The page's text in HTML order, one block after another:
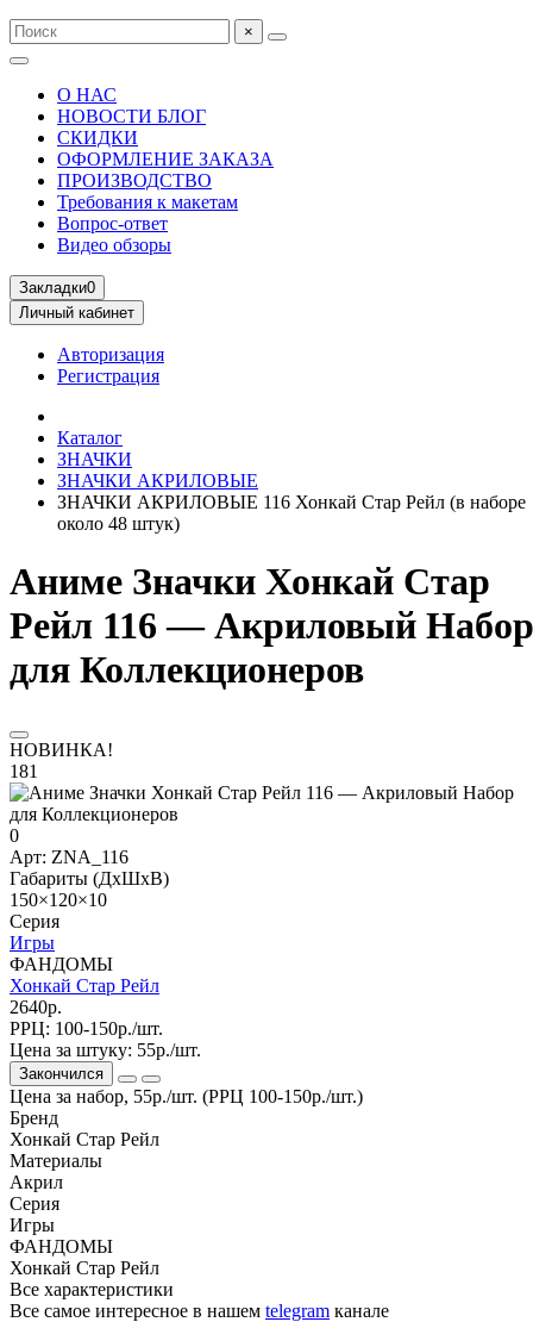
×
О НАС
НОВОСТИ БЛОГ
СКИДКИ
ОФОРМЛЕНИЕ ЗАКАЗА
ПРОИЗВОДСТВО
Требования к макетам
Вопрос-ответ
Видео обзоры
Закладки0
Личный кабинет
Авторизация
Регистрация
Каталог
ЗНАЧКИ
ЗНАЧКИ АКРИЛОВЫЕ
ЗНАЧКИ АКРИЛОВЫЕ 116 Хонкай Стар Рейл (в наборе
около 48 штук)
Аниме Значки Хонкай Стар
Рейл 116 — Акриловый Набор
для Коллекционеров
НОВИНКА!
181
0
Арт: ZNA_116
Габариты (ДхШхВ)
150×120×10
Серия
Игры
ФАНДОМЫ
Хонкай Стар Рейл
2640р.
РРЦ: 100-150р./шт.
Цена за штуку: 55р./шт.
Закончился
Цена за набор, 55р./шт. (РРЦ 100-150р./шт.)
Бренд
Хонкай Стар Рейл
Материалы
Акрил
Серия
Игры
ФАНДОМЫ
Хонкай Стар Рейл
Все характеристики
Все самое интересное в нашем telegram канале